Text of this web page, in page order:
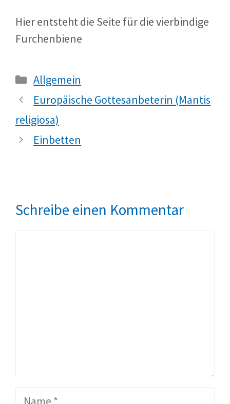
Hier entsteht die Seite für die vierbindige
Furchenbiene
Kategorien
Allgemein
Europäische Gottesanbeterin (Mantis
religiosa)
Einbetten
Schreibe einen Kommentar
Name